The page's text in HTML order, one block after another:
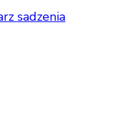
sadzenia